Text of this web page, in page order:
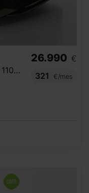
SPORTBACK BLACK LINE 35 TDI 110KW S TRON
26.990 €
321
€/mes